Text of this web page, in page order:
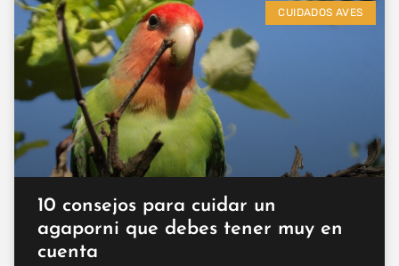
CUIDADOS AVES
10 consejos para cuidar un
agaporni que debes tener muy en
cuenta